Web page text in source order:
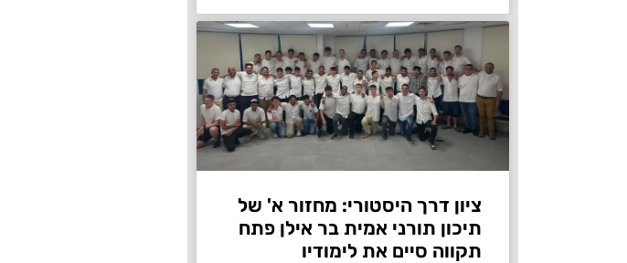
ציון דרך היסטורי: מחזור א' של
תיכון תורני אמית בר אילן פתח
תקווה סיים את לימודיו